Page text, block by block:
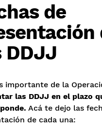
de
DDJJ
importante de la
las DDJJ en el plazo
Acá te dejo las
de cada una: